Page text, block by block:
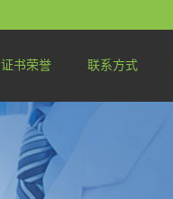
证书荣誉 联系方式